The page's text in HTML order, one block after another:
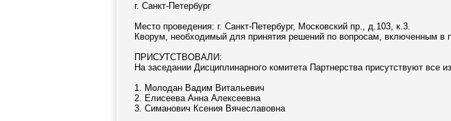
г. Санкт-Петербург «13» марта
Место проведения: г. Санкт-Петербург, Московский пр., д.103, к.3.
Кворум, необходимый для принятия решений по вопросам, включенным в
ПРИСУТСТВОВАЛИ:
На заседании Дисциплинарного комитета Партнерства присутствуют все
1. Молодан Вадим Витальевич
2. Елисеева Анна Алексеевна
3. Симанович Ксения Вячеславовна